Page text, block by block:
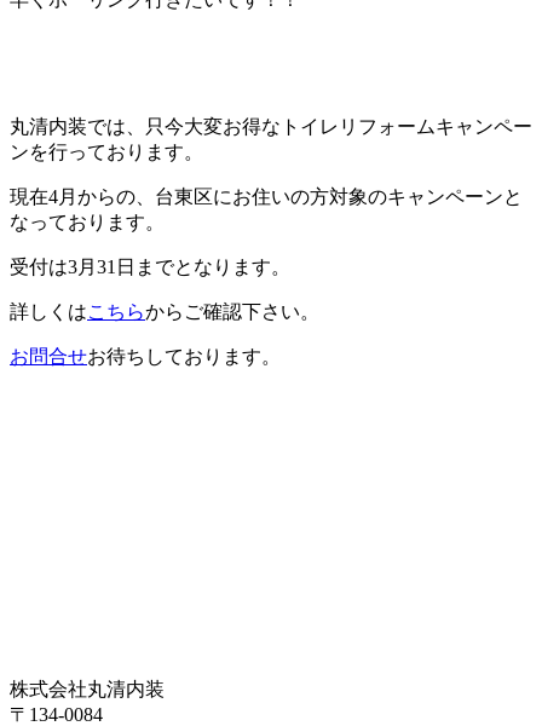
丸清内装では、只今大変お得なトイレリフォームキャンペー
ンを行っております。
現在4月からの、台東区にお住いの方対象のキャンペーンと
なっております。
受付は3月31日までとなります。
詳しくはこちらからご確認下さい。
お問合せお待ちしております。
株式会社丸清内装
〒134-0084